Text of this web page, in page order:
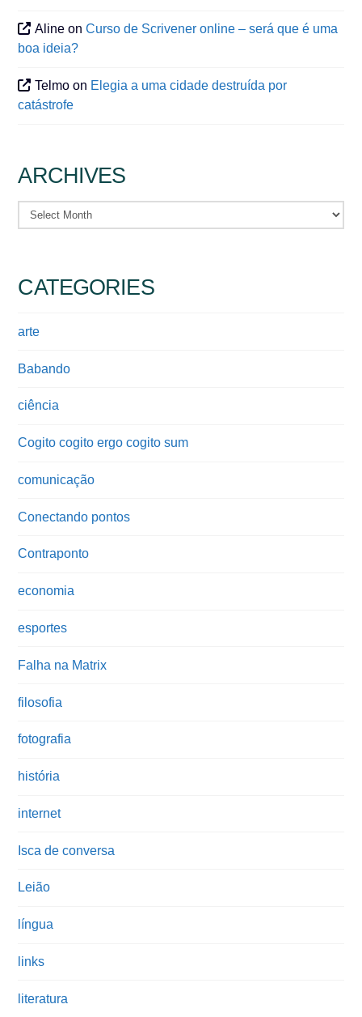
Aline onCurso de Scrivener online – será que é uma
boa ideia?
Telmo on Elegia a uma cidade destruída por
catástrofe
ARCHIVES
Archives
CATEGORIES
arte
Babando
ciência
Cogito cogito ergo cogito sum
comunicação
Conectando pontos
Contraponto
economia
esportes
Falha na Matrix
filosofia
fotografia
história
internet
Isca de conversa
Leião
língua
links
literatura